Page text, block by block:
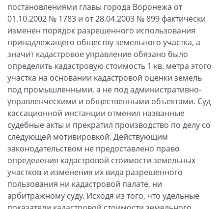
постановлениями главы города Воронежа от
01.10.2002 № 1783 и от 28.04.2003 № 899 фактически
изменен порядок разрешенного использования
принадлежащего обществу земельного участка, а
значит кадастровое управление обязано было
определить кадастровую стоимость 1 кв. метра этого
участка на основании кадастровой оценки земель
под промышленными, а не под административно-
управленческими и общественными объектами. Суд
кассационной инстанции отменил названные
судебные акты и прекратил производство по делу со
следующей мотивировкой. Действующим
законодательством не предоставлено право
определения кадастровой стоимости земельных
участков и изменения их вида разрешенного
пользования ни кадастровой палате, ни
арбитражному суду. Исходя из того, что удельные